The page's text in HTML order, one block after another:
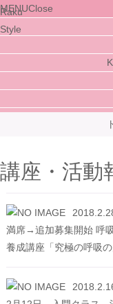
MENUClose
講座・活動
満席→追加募集開始 呼
養成講座「究極の呼吸